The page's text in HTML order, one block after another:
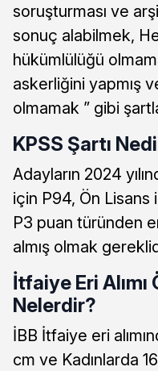
soruşturması ve
sonuç alabilmek,
hükümlülüğü
askerliğini yapmış
olmamak ” gibi
KPSS Şartı
Adayların 2024
için P94, Ön Lisans
P3 puan türünden
almış olmak
İtfaiye Eri Alımı
Nelerdir?
İBB İtfaiye eri
cm ve Kadınlarda